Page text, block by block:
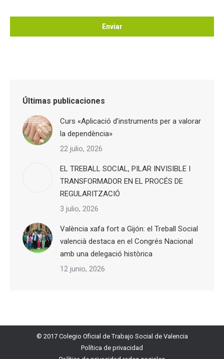
Últimas publicaciones
Curs «Aplicació d’instruments per a valorar
la dependència»
22 julio, 2026
EL TREBALL SOCIAL, PILAR INVISIBLE I
TRANSFORMADOR EN EL PROCÉS DE
REGULARITZACIÓ
3 julio, 2026
València xafa fort a Gijón: el Treball Social
valencià destaca en el Congrés Nacional
amb una delegació històrica
12 junio, 2026
© 2017 Colegio Oficial de Trabajo Social de Valencia
Política de privacidad